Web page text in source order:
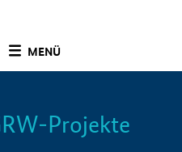
MENÜ
Info
Projekte